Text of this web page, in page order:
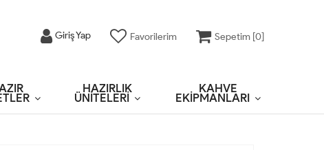
Giriş Yap Favorilerim Sepetim [0]
HAZIRLIK
ÜNİTELERİ
KAHVE
EKİPMANLARI